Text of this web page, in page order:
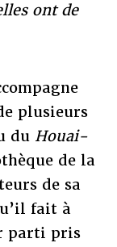
ont de
plusieurs
du Houai-
de la
de sa
fait à
parti pris